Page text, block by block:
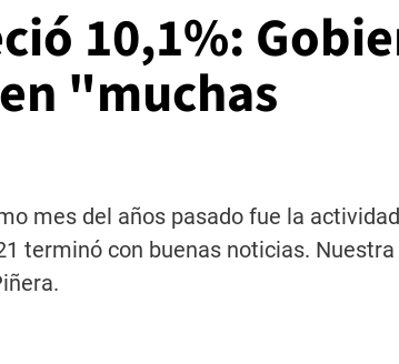
10,1%:
"muchas
mes del años pasado fue la actividad
terminó con buenas noticias.